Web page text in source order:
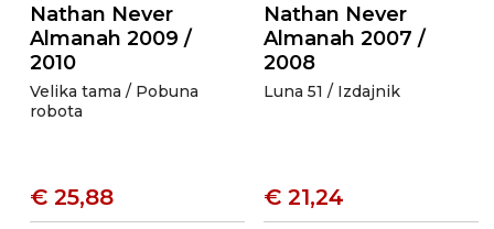
Nathan Never
Almanah 2009 /
2010
Velika tama / Pobuna
robota
€ 25,88
Nathan Never
Almanah 2007 /
2008
Luna 51 / Izdajnik
€ 21,24